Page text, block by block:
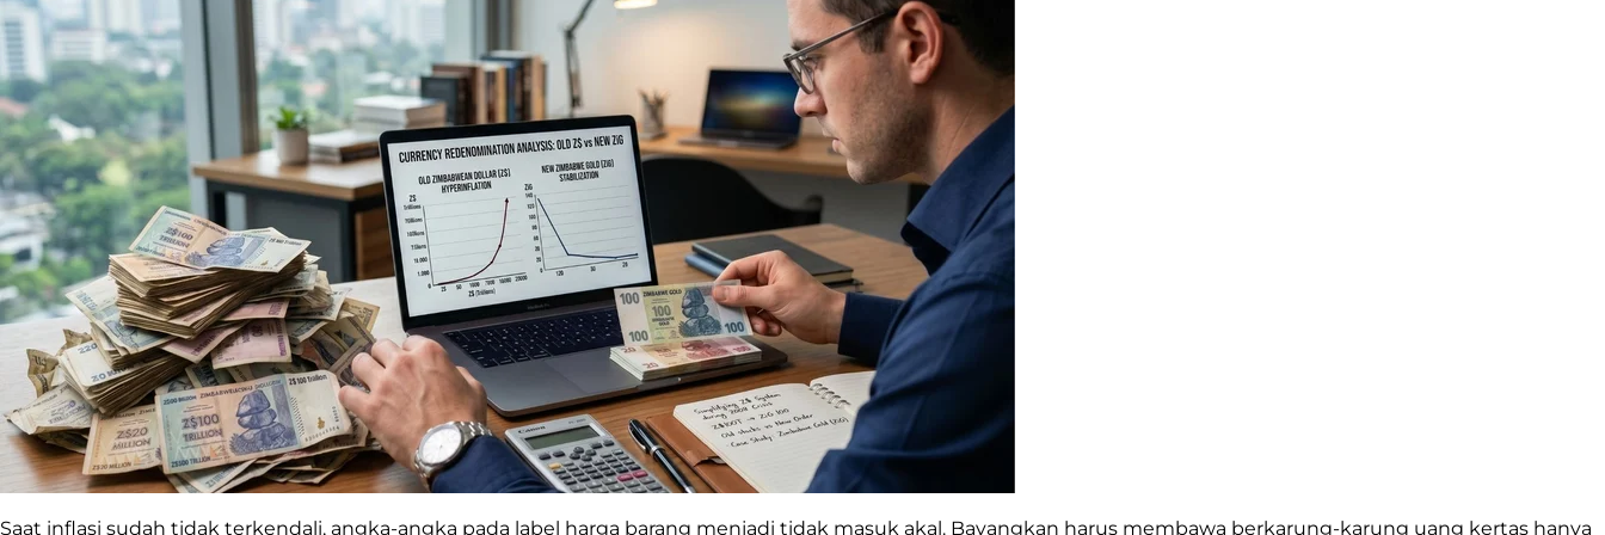
Saat inflasi sudah tidak terkendali, angka-angka pada label harga barang menjadi tidak masuk akal. Bayangkan harus membawa berkarung-karung uang kertas hanya